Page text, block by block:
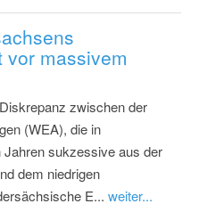
vor massivem
zwischen der
(WEA), die in
sukzessive aus der
dem niedrigen
E... weiter...